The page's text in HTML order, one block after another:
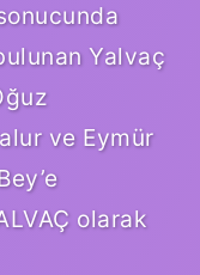
Yalvaç
ve Eymür
olarak